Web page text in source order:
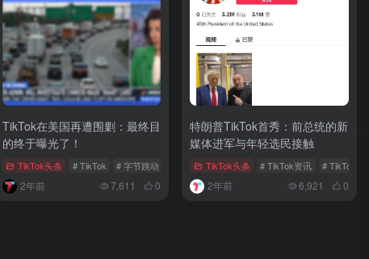
本土化运营
TikTok在美国再遭围剿：最终目
的终于曝光了！
TikTok头条 # TikTok # 字节跳动 # 张一鸣
2年前 7,611 0
特朗普TikTok首秀：前总统的新
媒体进军与年轻选民接触
TikTok头条 # TikTok资讯 # TikTok头条
2年前 6,921 0